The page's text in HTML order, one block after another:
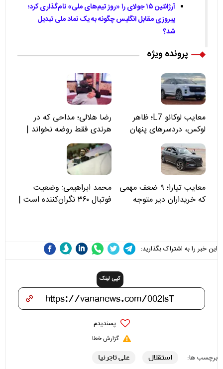
آرژانتین ۱۵ جولای را «روز تیم‌های ملی» نام‌گذاری کرد؛
پیروزی مقابل انگلیس چگونه به یک نماد ملی تبدیل
شد؟
پرونده ویژه
معایب لوکانو L7؛ ظاهر
لوکس، دردسرهای پنهان
رضا هلالی؛ مداحی که در
هرندی فقط روضه نخواند |
مسئولان «تکیه‌گاه آقا مرتضی
علی(ع)» را جدی‌تر ببینند
معایب تیارا؛ ۹ ضعف مهمی
که خریداران دیر متوجه
محمد ابراهیمی: وضعیت
فوتبال ۳۶۰ نگران‌کننده است |
این خبر را به اشتراک بگذارید:
کپی لینک
پسندیدم
گزارش خطا
برچسب ها: استقلال علی تاجرنیا